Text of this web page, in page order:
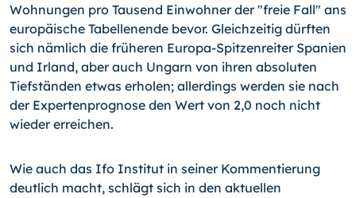
Wohnungen pro Tausend Einwohner der "freie Fall" ans
europäische Tabellenende bevor. Gleichzeitig dürften
sich nämlich die frühe­ren Europa-Spitzenreiter Spanien
und Irland, aber auch Ungarn von ihren absoluten
Tiefständen etwas erholen; allerdings werden sie nach
der Expertenprognose den Wert von 2,0 noch nicht
wieder erreichen.
Wie auch das Ifo Institut in seiner Kommentierung
deutlich macht, schlägt sich in den aktuellen